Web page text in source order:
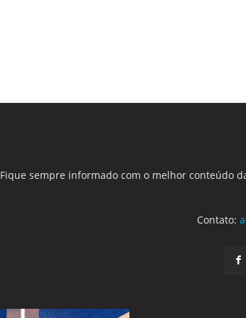
Fique sempre informado com o melhor conteúdo
Contato: